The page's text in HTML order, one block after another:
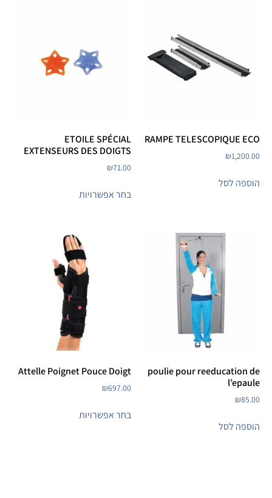
RAMPE TELESCOPIQUE ECO
₪1,200.00
הוספה לסל
ETOILE SPÉCIAL
EXTENSEURS DES DOIGTS
₪71.00
בחר אפשרויות
poulie pour reeducation de
l’epaule
₪85.00
הוספה לסל
Attelle Poignet Pouce Doigt
₪697.00
בחר אפשרויות